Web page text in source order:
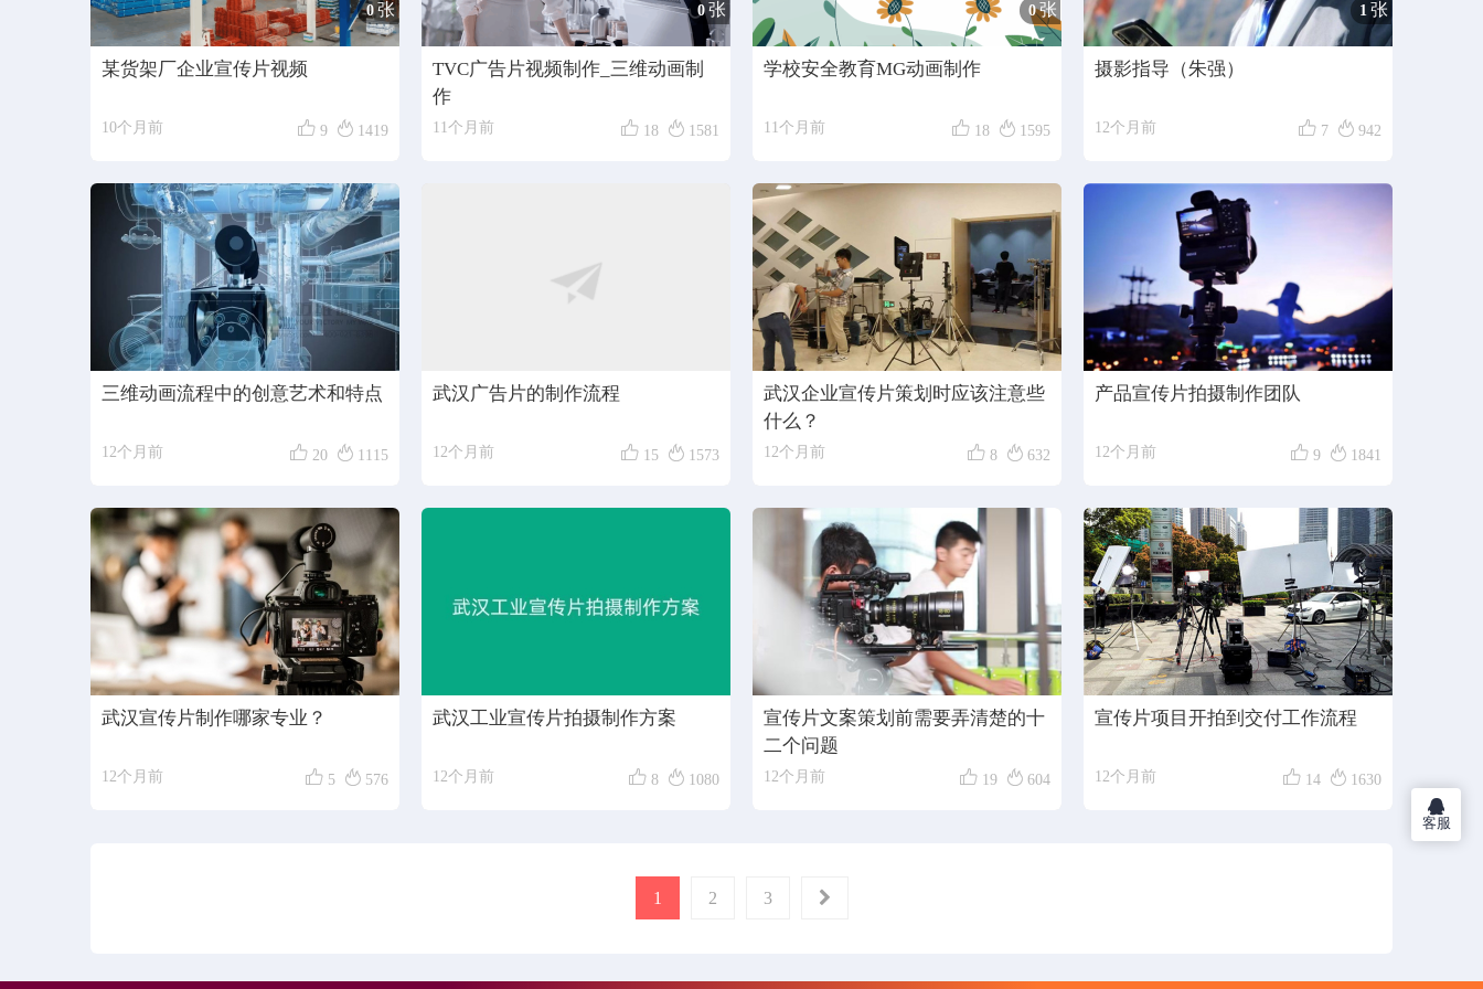
0 张
某货架厂企业宣传片视频
10个月前  9  1419
0 张
TVC广告片视频制作_三维动画制
作
11个月前  18  1581
0 张
学校安全教育MG动画制作
11个月前  18  1595
1 张
摄影指导（朱强）
12个月前  7  942
三维动画流程中的创意艺术和特点
12个月前  20  1115
武汉广告片的制作流程
12个月前  15  1573
武汉企业宣传片策划时应该注意些
什么？
12个月前  8  632
产品宣传片拍摄制作团队
12个月前  9  1841
武汉宣传片制作哪家专业？
12个月前  5  576
武汉工业宣传片拍摄制作方案
12个月前  8  1080
宣传片文案策划前需要弄清楚的十
二个问题
12个月前  19  604
宣传片项目开拍到交付工作流程
12个月前  14  1630
1 2 3
客服